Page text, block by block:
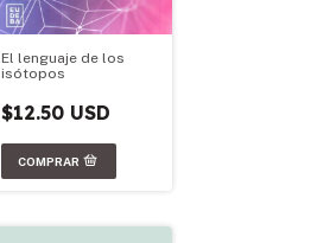
El lenguaje de los
isótopos
$12.50 USD